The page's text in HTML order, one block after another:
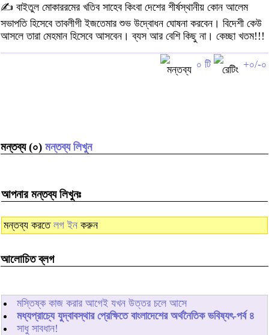
✍️ বাইতুল মোকাররমের খতিব সাহেব কিংবা দেশের শীর্ষস্থানীয় কোন আলেম
সভাপতি হিসেবে তাবলীগী ইজতেমার শুভ উদ্বোধন ঘোষনা করবেন। বিদেশী কেউ
আসলে তারা মেহমান হিসেবে আসবেন। ব্যস আর বেশি কিছু না। কেচ্ছা খতম!!!
০ টি +০/-০
মন্তব্য (০) মন্তব্য লিখুন
আপনার মন্তব্য লিখুনঃ
মন্তব্য করতে লগ ইন করুন
আলোচিত ব্লগ
মস্তিষ্ক কাজ করার আগেই যখন উত্তর চলে আসে
মধ্যপ্রাচ্যে যুদ্বাবস্থার প্রেক্ষিতে বাংলাদেশের অর্থনৈতিক ভবিষ্যৎ-পর্ব ৪
সাধু সাবধান!